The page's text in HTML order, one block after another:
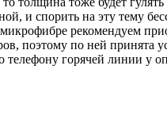
и спорить на эту тему
рекомендуем
поэтому по ней принята
горячей линии у